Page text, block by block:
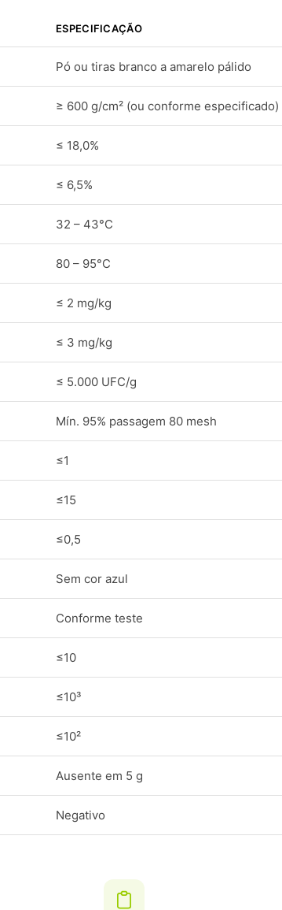
ESPECIFICAÇÃO
Pó ou tiras branco a amarelo pálido
≥ 600 g/cm² (ou conforme especificado)
≤ 18,0%
≤ 6,5%
32 – 43°C
80 – 95°C
≤ 2 mg/kg
≤ 3 mg/kg
≤ 5.000 UFC/g
Mín. 95% passagem 80 mesh
≤1
≤15
≤0,5
Sem cor azul
Conforme teste
≤10
≤10³
≤10²
Ausente em 5 g
Negativo